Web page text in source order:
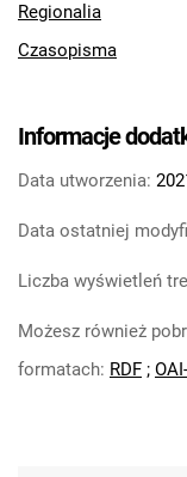
Feliksa
Feliksa
Feliksa
Feliksa
Regionalia
Czasopisma
Informacje
Data utworzenia:
Data ostatniej
Liczba wyświetleń
Możesz również
formatach: RDF ;